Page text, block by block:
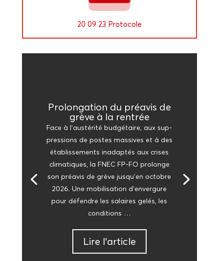
20 09 23 Protocole
Pro­lon­ga­tion du pré­avis de
grève à la rentrée
Face à l’aus­té­ri­té bud­gé­taire, aux sup­
pres­sions de postes mas­sives et à des
éta­blis­se­ments inadap­tés aux crises
cli­ma­tiques, la FNEC FP-FO pro­longe
son pré­avis de grève jus­qu’en octobre
2026. Une mobi­li­sa­tion d’en­ver­gure
pour défendre les salaires gelés, les
conditions …
Lire l’ar­ticle